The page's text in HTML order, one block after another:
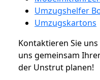
Umzugshelfer
Umzugskartons
Kontaktieren Sie
uns gemeinsam
der Unstrut planen!